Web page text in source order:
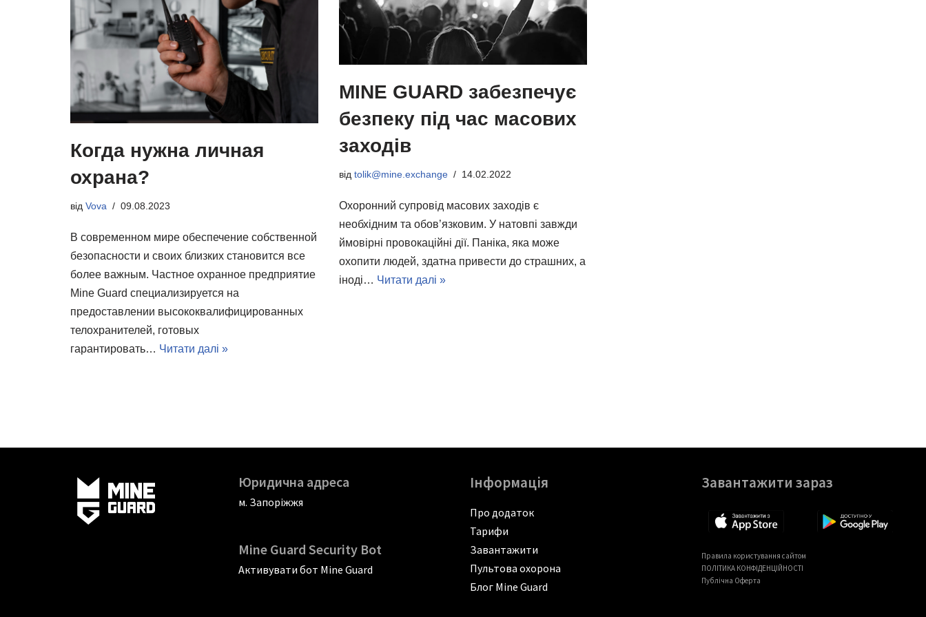
Когда нужна личная
охрана?
від Vova 09.08.2023
В современном мире обеспечение собственной
безопасности и своих близких становится все
более важным. Частное охранное предприятие
Mine Guard специализируется на
предоставлении высококвалифицированных
телохранителей, готовых
гарантировать… Читати далі »
MINE GUARD забезпечує
безпеку під час масових
заходів
від tolik@mine.exchange 14.02.2022
Охоронний супровід масових заходів є
необхідним та обов’язковим. У натовпі завжди
ймовірні провокаційні дії. Паніка, яка може
охопити людей, здатна привести до страшних, а
іноді… Читати далі »
Юридична адреса
м. Запоріжжя
Mine Guard Security Bot
Активувати бот Mine Guard
Інформація
Про додаток
Тарифи
Завантажити
Пультова охорона
Блог Mine Guard
Завантажити зараз
Правила користування сайтом
ПОЛІТИКА КОНФІДЕНЦІЙНОСТІ
Публічна Оферта